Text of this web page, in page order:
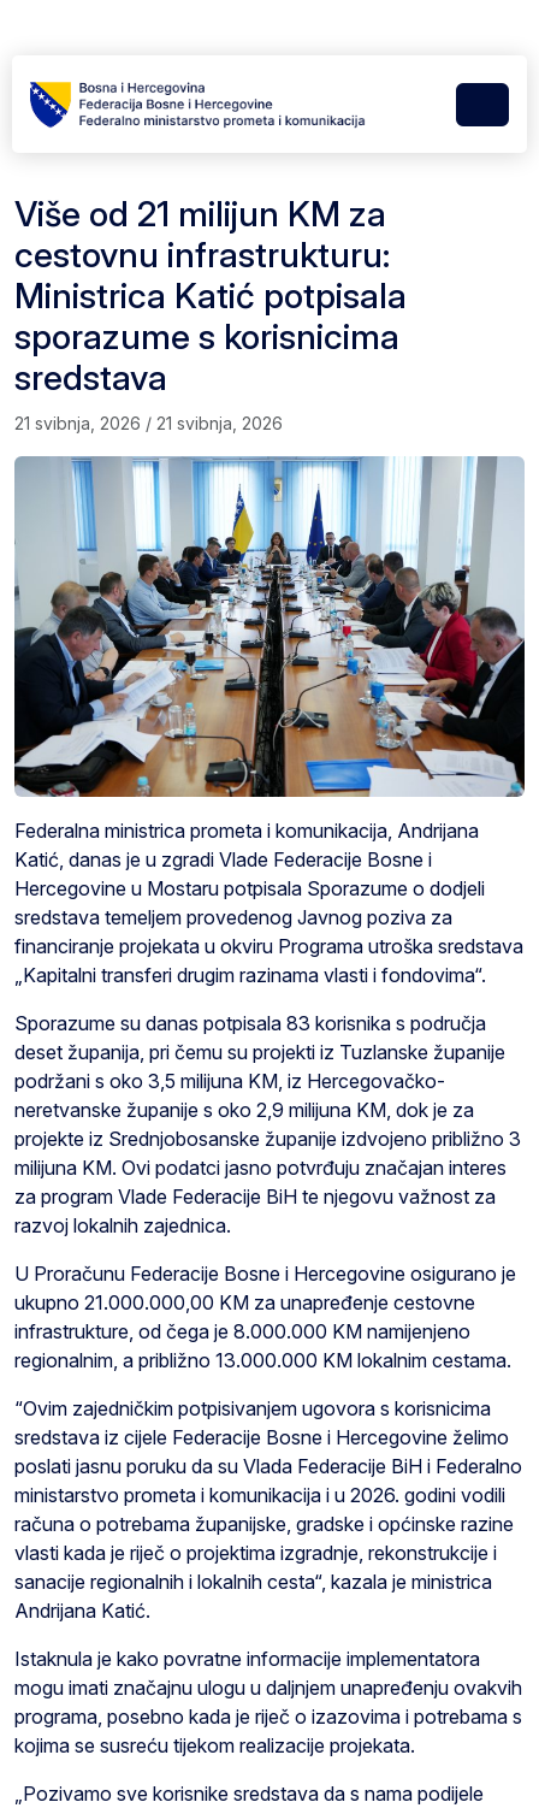
Menu
Više od 21 milijun KM za
cestovnu infrastrukturu:
Ministrica Katić potpisala
sporazume s korisnicima
sredstava
21 svibnja, 2026 / 21 svibnja, 2026
Federalna ministrica prometa i komunikacija, Andrijana
Katić, danas je u zgradi Vlade Federacije Bosne i
Hercegovine u Mostaru potpisala Sporazume o dodjeli
sredstava temeljem provedenog Javnog poziva za
financiranje projekata u okviru Programa utroška sredstava
„Kapitalni transferi drugim razinama vlasti i fondovima“.
Sporazume su danas potpisala 83 korisnika s područja
deset županija, pri čemu su projekti iz Tuzlanske županije
podržani s oko 3,5 milijuna KM, iz Hercegovačko-
neretvanske županije s oko 2,9 milijuna KM, dok je za
projekte iz Srednjobosanske županije izdvojeno približno 3
milijuna KM. Ovi podatci jasno potvrđuju značajan interes
za program Vlade Federacije BiH te njegovu važnost za
razvoj lokalnih zajednica.
U Proračunu Federacije Bosne i Hercegovine osigurano je
ukupno 21.000.000,00 KM za unapređenje cestovne
infrastrukture, od čega je 8.000.000 KM namijenjeno
regionalnim, a približno 13.000.000 KM lokalnim cestama.
“Ovim zajedničkim potpisivanjem ugovora s korisnicima
sredstava iz cijele Federacije Bosne i Hercegovine želimo
poslati jasnu poruku da su Vlada Federacije BiH i Federalno
ministarstvo prometa i komunikacija i u 2026. godini vodili
računa o potrebama županijske, gradske i općinske razine
vlasti kada je riječ o projektima izgradnje, rekonstrukcije i
sanacije regionalnih i lokalnih cesta“, kazala je ministrica
Andrijana Katić.
Istaknula je kako povratne informacije implementatora
mogu imati značajnu ulogu u daljnjem unapređenju ovakvih
programa, posebno kada je riječ o izazovima i potrebama s
kojima se susreću tijekom realizacije projekata.
„Pozivamo sve korisnike sredstava da s nama podijele